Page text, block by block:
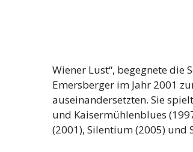
Wiener Lust“, begegnete die
Emersberger im Jahr 2001
auseinandersetzten. Sie
und Kaisermühlenblues
(2001), Silentium (2005) und